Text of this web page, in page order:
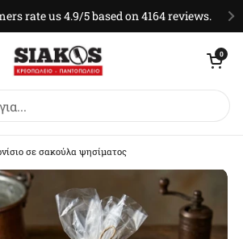
rate us 4.9/5 based on 4164 reviews.
Άνοιγμα0
σε σακούλα ψησίματος